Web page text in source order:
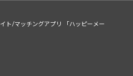
ト/マッチングアプリ 「ハッピーメー